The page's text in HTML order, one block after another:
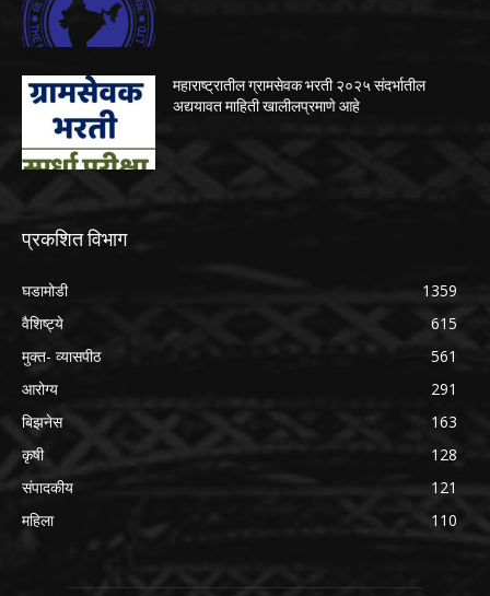
महाराष्ट्रातील ग्रामसेवक भरती २०२५ संदर्भातील
अद्ययावत माहिती खालीलप्रमाणे आहे
प्रकशित विभाग
घडामोडी
1359
वैशिष्ट्ये
615
मुक्त- व्यासपीठ
561
आरोग्य
291
बिझनेस
163
कृषी
128
संपादकीय
121
महिला
110